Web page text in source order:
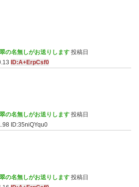
の名無しがお送りします 投稿日
ID:A+ErpCsf0
の名無しがお送りします 投稿日
ID:35niQYqu0
の名無しがお送りします 投稿日